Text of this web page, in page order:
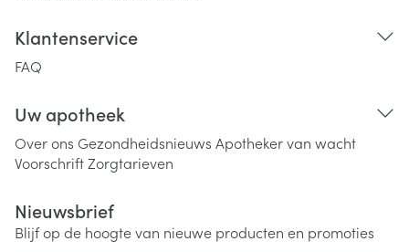
Klantenservice
FAQ
Uw apotheek
Over ons Gezondheidsnieuws Apotheker van wacht
VoorschriftZorgtarieven
Nieuwsbrief
Blijf op de hoogte van nieuwe producten en promoties